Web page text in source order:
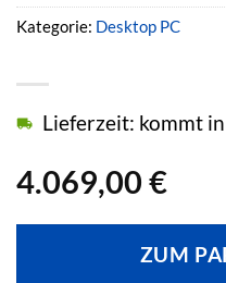
4.069,00 €
Lieferzeit: kommt
ZUM
Kategorie: Desktop PC